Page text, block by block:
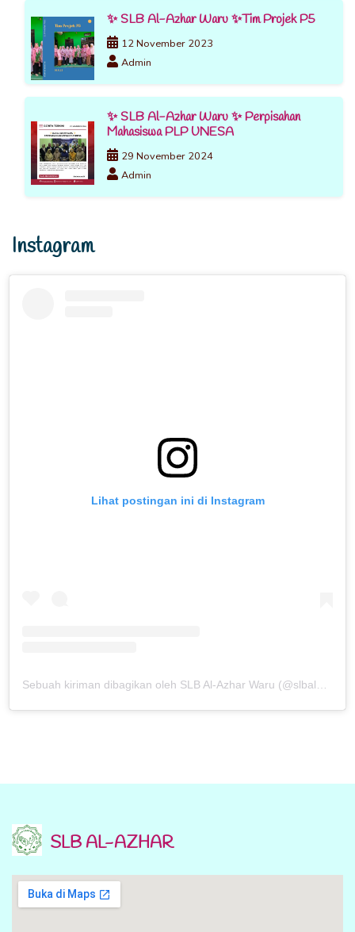
✨ SLB Al-Azhar Waru ✨Tim Projek P5
12 November 2023
Admin
✨ SLB Al-Azhar Waru ✨ Perpisahan
Mahasiswa PLP UNESA
29 November 2024
Admin
Instagram
Lihat postingan ini di Instagram
SLB AL-AZHAR